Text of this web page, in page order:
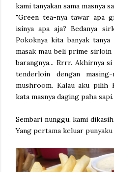
kami tanyakan sama masnya
"Green tea-nya tawar apa
isinya apa aja? Bedanya
Pokoknya kita banyak
masak mau beli prime
barangnya... Rrrr. Akhirnya
tenderloin dengan
mushroom. Kalau aku pilih
kata masnya daging paha sapi.
Sembari nunggu, kami
Yang pertama keluar punyaku